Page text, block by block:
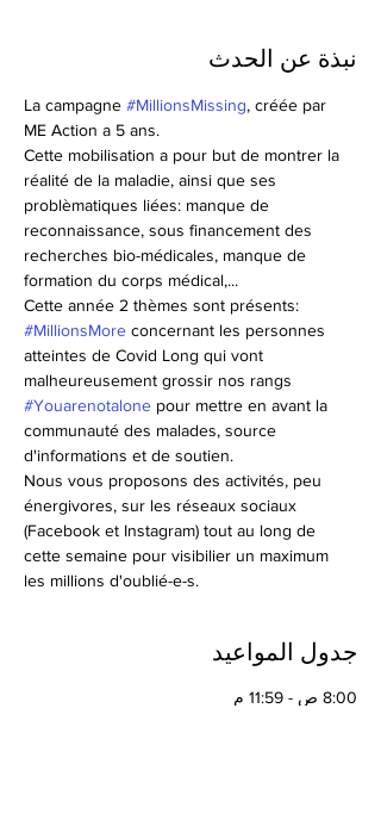
نبذة عن الحدث
La campagne #MillionsMissing, créée par
ME Action a 5 ans.
Cette mobilisation a pour but de montrer la
réalité de la maladie, ainsi que ses
problèmatiques liées: manque de
reconnaissance, sous financement des
recherches bio-médicales, manque de
formation du corps médical,...
Cette année 2 thèmes sont présents:
#MillionsMore concernant les personnes
atteintes de Covid Long qui vont
malheureusement grossir nos rangs
#Youarenotalone pour mettre en avant la
communauté des malades, source
d'informations et de soutien.
Nous vous proposons des activités, peu
énergivores, sur les réseaux sociaux
(Facebook et Instagram) tout au long de
cette semaine pour visibilier un maximum
les millions d'oublié-e-s.
جدول المواعيد
8:00 ص - 11:59 م